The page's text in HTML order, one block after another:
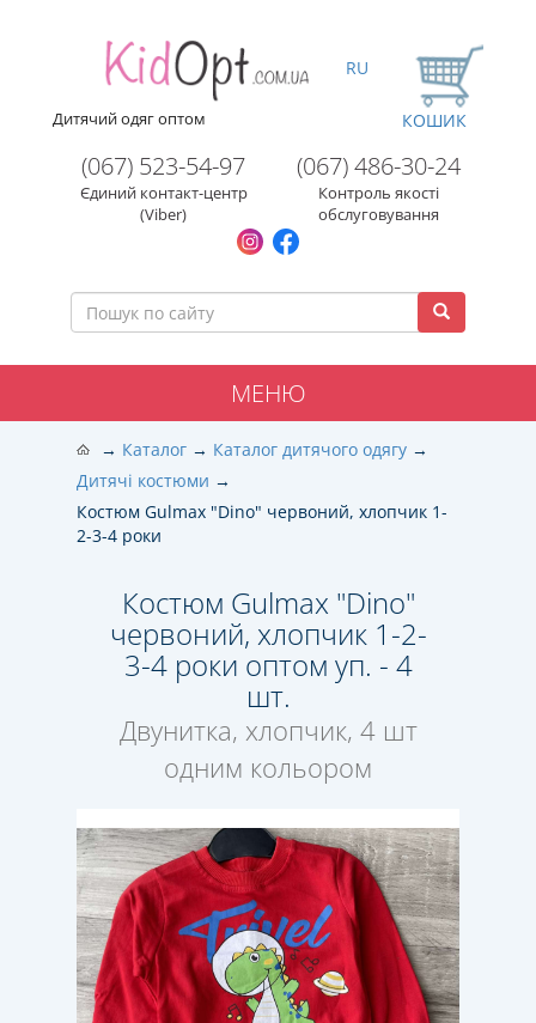
Дитячий одяг оптом
(067) 523-54-97
Єдиний контакт-центр
(Viber)
(067) 486-30-24
Контроль якості
обслуговування
RU
КОШИК
МЕНЮ
Каталог
Каталог дитячого одягу
Дитячі костюми
Костюм Gulmax "Dino" червоний, хлопчик 1-
2-3-4 роки
Костюм Gulmax "Dino"
червоний, хлопчик 1-2-
3-4 роки оптом уп. - 4
шт.
Двунитка, хлопчик, 4 шт
одним кольором